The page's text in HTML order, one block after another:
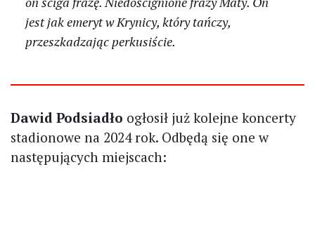
jest jak emeryt w Krynicy, który tańczy,
przeszkadzając perkusiście.
Dawid Podsiadło ogłosił już kolejne koncerty
stadionowe na 2024 rok. Odbędą się one w
następujących miejscach: